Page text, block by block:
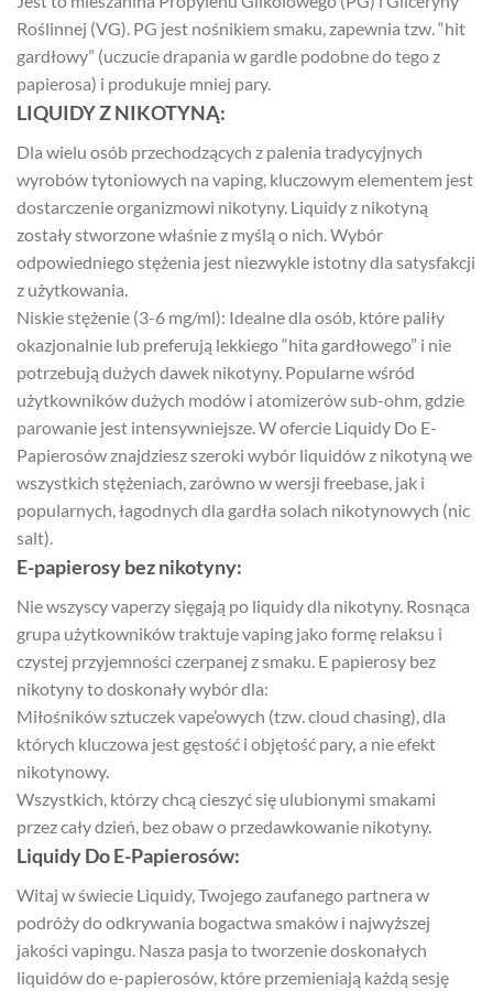
Roślinnej (VG). PG jest nośnikiem smaku, zapewnia tzw. “hit
gardłowy” (uczucie drapania w gardle podobne do tego z
papierosa) i produkuje mniej pary.
LIQUIDY Z NIKOTYNĄ:
Dla wielu osób przechodzących z palenia tradycyjnych
wyrobów tytoniowych na vaping, kluczowym elementem jest
dostarczenie organizmowi nikotyny. Liquidy z nikotyną
zostały stworzone właśnie z myślą o nich. Wybór
odpowiedniego stężenia jest niezwykle istotny dla satysfakcji
z użytkowania.
Niskie stężenie (3-6 mg/ml): Idealne dla osób, które paliły
okazjonalnie lub preferują lekkiego “hita gardłowego” i nie
potrzebują dużych dawek nikotyny. Popularne wśród
użytkowników dużych modów i atomizerów sub-ohm, gdzie
parowanie jest intensywniejsze. W ofercie Liquidy Do E-
Papierosów znajdziesz szeroki wybór liquidów z nikotyną we
wszystkich stężeniach, zarówno w wersji freebase, jak i
popularnych, łagodnych dla gardła solach nikotynowych (nic
salt).
E-papierosy bez nikotyny:
Nie wszyscy vaperzy sięgają po liquidy dla nikotyny. Rosnąca
grupa użytkowników traktuje vaping jako formę relaksu i
czystej przyjemności czerpanej z smaku. E papierosy bez
nikotyny to doskonały wybór dla:
Miłośników sztuczek vape’owych (tzw. cloud chasing), dla
których kluczowa jest gęstość i objętość pary, a nie efekt
nikotynowy.
Wszystkich, którzy chcą cieszyć się ulubionymi smakami
przez cały dzień, bez obaw o przedawkowanie nikotyny.
Liquidy Do E-Papierosów:
Witaj w świecie Liquidy, Twojego zaufanego partnera w
podróży do odkrywania bogactwa smaków i najwyższej
jakości vapingu. Nasza pasja to tworzenie doskonałych
liquidów do e-papierosów, które przemieniają każdą sesję